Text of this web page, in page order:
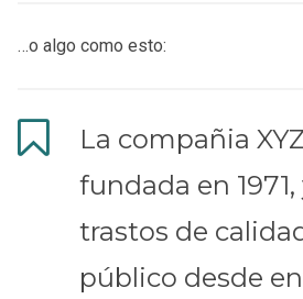
…o algo como esto:
La compañia
fundada en
trastos de
público desde